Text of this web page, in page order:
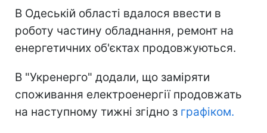
В Одеській області вдалося ввести в
роботу частину обладнання, ремонт на
енергетичних об'єктах продовжуються.
В "Укренерго" додали, що заміряти
споживання електроенергії продовжать
на наступному тижні згідно з графіком.